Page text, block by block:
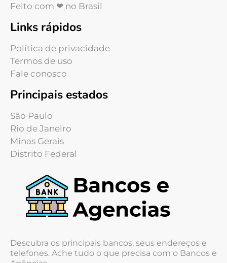
Feito com ❤ no Brasil
Links rápidos
Política de privacidade
Termos de uso
Fale conosco
Principais estados
São Paulo
Rio de Janeiro
Minas Gerais
Distrito Federal
Descubra os principais bancos, seus endereços e
telefones. Ache tudo o que precisa com o Bancos e